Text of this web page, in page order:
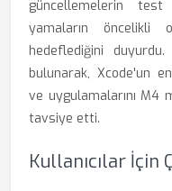
güncellemelerin
yamaların öncelikli
hedeflediğini
bulunarak, Xcode'un
ve uygulamalarını M4
tavsiye etti.
Kullanıcılar İçin